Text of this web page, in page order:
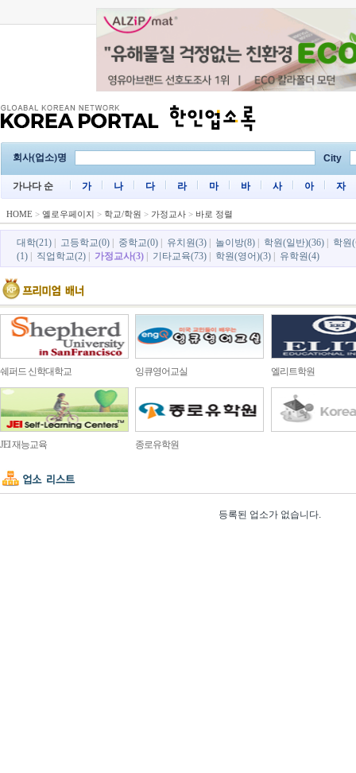
회사(업소)명 City
가나다 순 가 나 다 라 마 바 사 아 자
HOME > 옐로우페이지 > 학교/학원 > 가정교사 > 바로 정렬
대학(21) 고등학교(0) 중학교(0) 유치원(3) 놀이방(8) 학원(일반)(36)
학원
(1)
직업학교(2) 가정교사(3) 기타교육(73) 학원(영어)(3) 유학원(4)
쉐퍼드 신학대학교 잉큐영어교실 엘리트학원
JEI 재능교육 종로유학원
등록된 업소가 없습니다.